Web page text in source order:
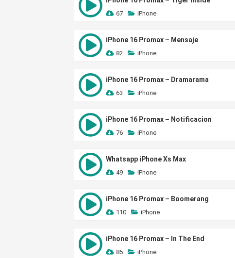
67 iPhone
iPhone 16 Promax – Mensaje
82 iPhone
iPhone 16 Promax – Dramarama
63 iPhone
iPhone 16 Promax – Notificacion
76 iPhone
Whatsapp iPhone Xs Max
49 iPhone
iPhone 16 Promax – Boomerang
110 iPhone
iPhone 16 Promax – In The End
85 iPhone